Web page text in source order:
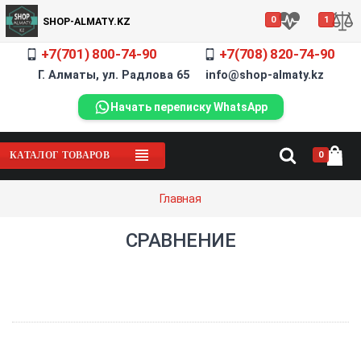
SHOP-ALMATY.KZ 0 1
+7(701) 800-74-90 +7(708) 820-74-90
Г. Алматы, ул. Радлова 65 info@shop-almaty.kz
Начать переписку WhatsApp
КАТАЛОГ ТОВАРОВ 0
Главная
СРАВНЕНИЕ